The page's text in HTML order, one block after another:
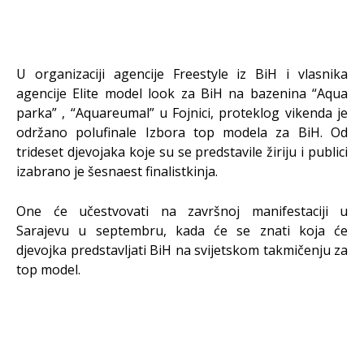
U organizaciji agencije Freestyle iz BiH i vlasnika
agencije Elite model look za BiH na bazenina “Aqua
parka” , “Aquareumal” u Fojnici, proteklog vikenda je
održano polufinale Izbora top modela za BiH. Od
trideset djevojaka koje su se predstavile žiriju i publici
izabrano je šesnaest finalistkinja.
One će učestvovati na završnoj manifestaciji u
Sarajevu u septembru, kada će se znati koja će
djevojka predstavljati BiH na svijetskom takmičenju za
top model.